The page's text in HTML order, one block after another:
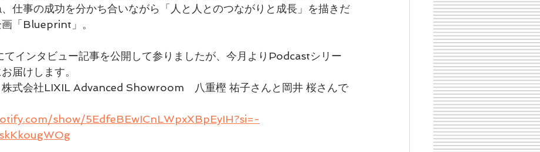
仕事の成功を分かち合いながら「人と人とのつながりと成長」を描きだ
「Blueprint」。
インタビュー記事を公開して参りましたが、今月よりPodcastシリー
届けします。
株式会社LIXIL Advanced Showroom　八重樫 祐子さんと岡井 桜さんで
show/5EdfeBEwICnLWpxXBpEyIH?si=-